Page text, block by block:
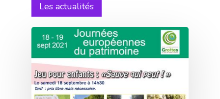
Les actualités